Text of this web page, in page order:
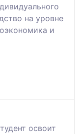
на уровне
и
освоит